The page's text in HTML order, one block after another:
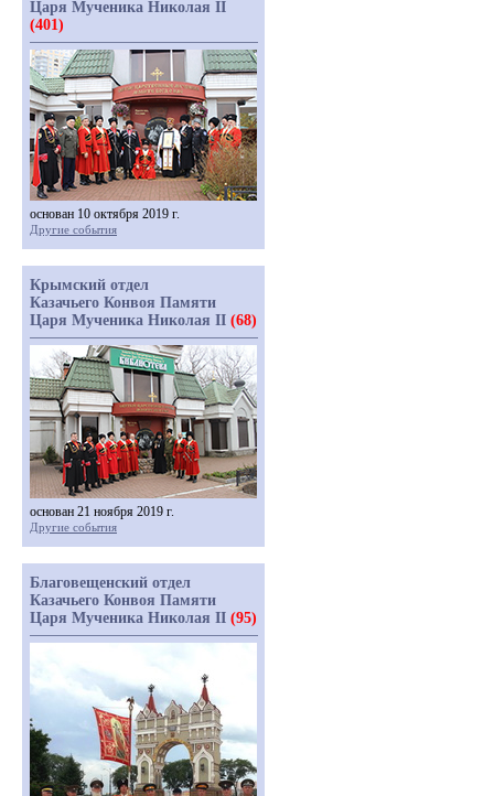
Царя Мученика Николая II
(401)
основан 10 октября 2019 г.
Другие события
Крымский отдел
Казачьего Конвоя Памяти
Царя Мученика Николая II (68)
основан 21 ноября 2019 г.
Другие события
Благовещенский отдел
Казачьего Конвоя Памяти
Царя Мученика Николая II (95)